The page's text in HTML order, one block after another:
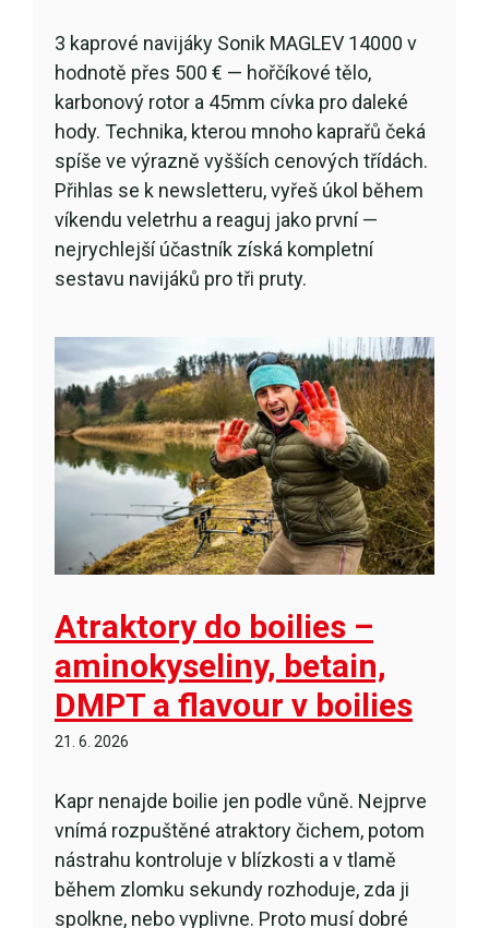
3 kaprové navijáky Sonik MAGLEV 14000 v
hodnotě přes 500 € — hořčíkové tělo,
karbonový rotor a 45mm cívka pro daleké
hody. Technika, kterou mnoho kaprařů čeká
spíše ve výrazně vyšších cenových třídách.
Přihlas se k newsletteru, vyřeš úkol během
víkendu veletrhu a reaguj jako první —
nejrychlejší účastník získá kompletní
sestavu navijáků pro tři pruty.
Atraktory do boilies –
aminokyseliny, betain,
DMPT a flavour v boilies
21. 6. 2026
Kapr nenajde boilie jen podle vůně. Nejprve
vnímá rozpuštěné atraktory čichem, potom
nástrahu kontroluje v blízkosti a v tlamě
během zlomku sekundy rozhoduje, zda ji
spolkne, nebo vyplivne. Proto musí dobré